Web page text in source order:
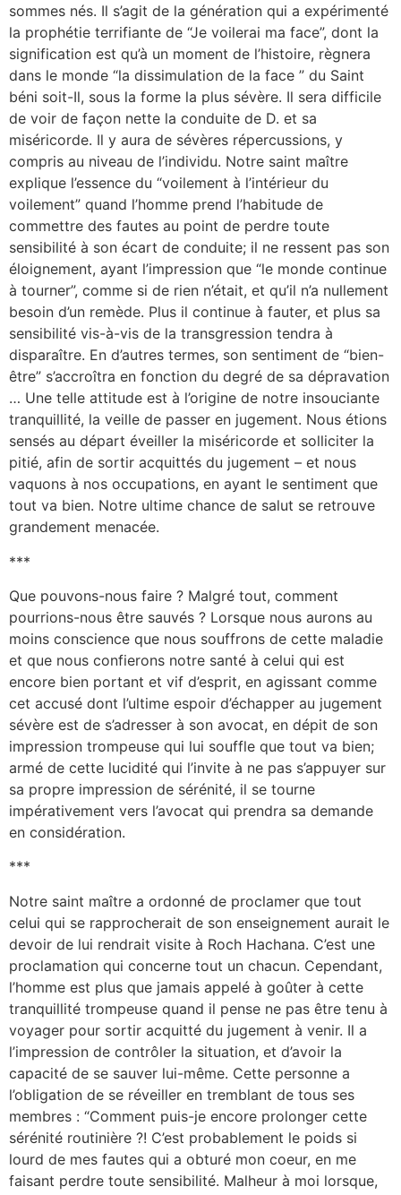
sommes nés. Il s’agit de la génération qui a expérimenté
la prophétie terrifiante de “Je voilerai ma face”, dont la
signification est qu’à un moment de l’histoire, règnera
dans le monde “la dissimulation de la face ” du Saint
béni soit-Il, sous la forme la plus sévère. Il sera difficile
de voir de façon nette la conduite de D. et sa
miséricorde. Il y aura de sévères répercussions, y
compris au niveau de l’individu. Notre saint maître
explique l’essence du “voilement à l’intérieur du
voilement” quand l’homme prend l’habitude de
commettre des fautes au point de perdre toute
sensibilité à son écart de conduite; il ne ressent pas son
éloignement, ayant l’impression que “le monde continue
à tourner”, comme si de rien n’était, et qu’il n’a nullement
besoin d’un remède. Plus il continue à fauter, et plus sa
sensibilité vis-à-vis de la transgression tendra à
disparaître. En d’autres termes, son sentiment de “bien-
être” s’accroîtra en fonction du degré de sa dépravation
… Une telle attitude est à l’origine de notre insouciante
tranquillité, la veille de passer en jugement. Nous étions
sensés au départ éveiller la miséricorde et solliciter la
pitié, afin de sortir acquittés du jugement – et nous
vaquons à nos occupations, en ayant le sentiment que
tout va bien. Notre ultime chance de salut se retrouve
grandement menacée.
***
Que pouvons-nous faire ? Malgré tout, comment
pourrions-nous être sauvés ? Lorsque nous aurons au
moins conscience que nous souffrons de cette maladie
et que nous confierons notre santé à celui qui est
encore bien portant et vif d’esprit, en agissant comme
cet accusé dont l’ultime espoir d’échapper au jugement
sévère est de s’adresser à son avocat, en dépit de son
impression trompeuse qui lui souffle que tout va bien;
armé de cette lucidité qui l’invite à ne pas s’appuyer sur
sa propre impression de sérénité, il se tourne
impérativement vers l’avocat qui prendra sa demande
en considération.
***
Notre saint maître a ordonné de proclamer que tout
celui qui se rapprocherait de son enseignement aurait le
devoir de lui rendrait visite à Roch Hachana. C’est une
proclamation qui concerne tout un chacun. Cependant,
l’homme est plus que jamais appelé à goûter à cette
tranquillité trompeuse quand il pense ne pas être tenu à
voyager pour sortir acquitté du jugement à venir. Il a
l’impression de contrôler la situation, et d’avoir la
capacité de se sauver lui-même. Cette personne a
l’obligation de se réveiller en tremblant de tous ses
membres : “Comment puis-je encore prolonger cette
sérénité routinière ?! C’est probablement le poids si
lourd de mes fautes qui a obturé mon coeur, en me
faisant perdre toute sensibilité. Malheur à moi lorsque,